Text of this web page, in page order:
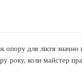
для ліктя
року, коли майстер